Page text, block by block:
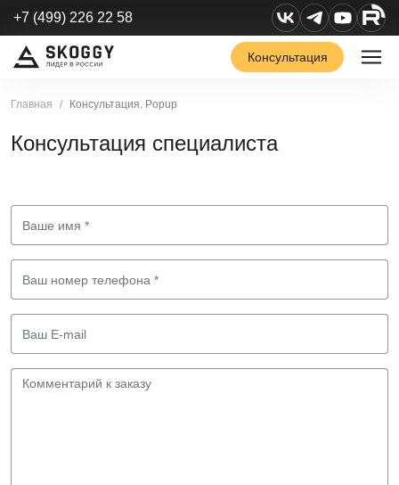
+7 (499) 226 22 58
Консультация
Главная Консультация. Popup
Консультация специалиста